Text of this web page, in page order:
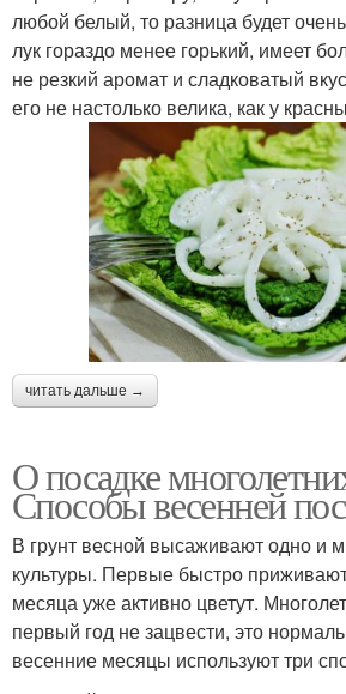
любой белый, то разница будет
лук гораздо менее горький, имеет
не резкий аромат и сладковатый
его не настолько велика, как у
читать дальше →
О посадке
Способы весенней
В грунт весной высаживают одно и
культуры. Первые быстро
месяца уже активно цветут.
первый год не зацвести, это
весенние месяцы используют три